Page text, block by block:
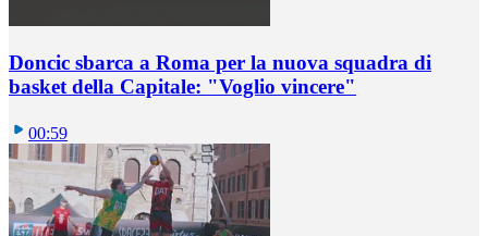
Doncic sbarca a Roma per la nuova squadra di
basket della Capitale: "Voglio vincere"
00:59